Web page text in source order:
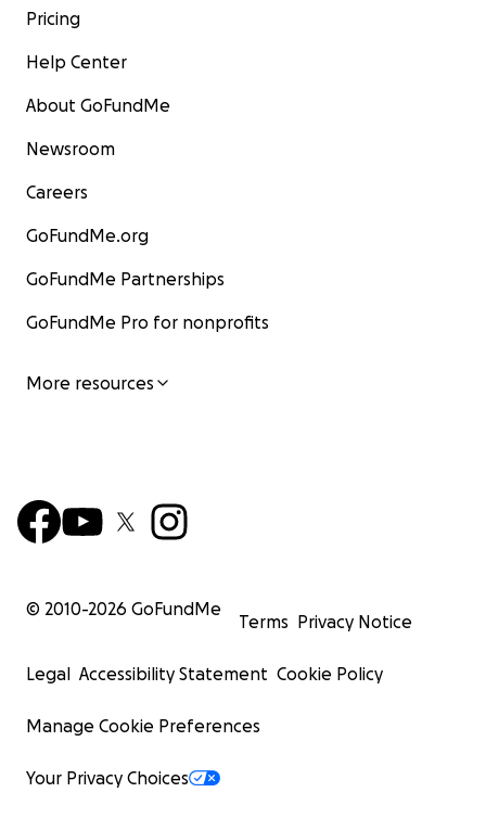
Pricing
Help Center
About GoFundMe
Newsroom
Careers
GoFundMe.org
GoFundMe Partnerships
GoFundMe Pro for nonprofits
More resources
© 2010-2026 GoFundMe
Terms Privacy Notice
Legal Accessibility Statement Cookie Policy
Manage Cookie Preferences
Your Privacy Choices